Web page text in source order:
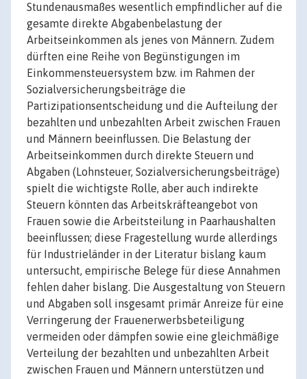
Stundenausmaßes wesentlich empfindlicher auf die
gesamte direkte Abgabenbelastung der
Arbeitseinkommen als jenes von Männern. Zudem
dürften eine Reihe von Begünstigungen im
Einkommensteuersystem bzw. im Rahmen der
Sozialversicherungsbeiträge die
Partizipationsentscheidung und die Aufteilung der
bezahlten und unbezahlten Arbeit zwischen Frauen
und Männern beeinflussen. Die Belastung der
Arbeitseinkommen durch direkte Steuern und
Abgaben (Lohnsteuer, Sozialversicherungsbeiträge)
spielt die wichtigste Rolle, aber auch indirekte
Steuern könnten das Arbeitskräfteangebot von
Frauen sowie die Arbeitsteilung in Paarhaushalten
beeinflussen; diese Fragestellung wurde allerdings
für Industrieländer in der Literatur bislang kaum
untersucht, empirische Belege für diese Annahmen
fehlen daher bislang. Die Ausgestaltung von Steuern
und Abgaben soll insgesamt primär Anreize für eine
Verringerung der Frauenerwerbsbeteiligung
vermeiden oder dämpfen sowie eine gleichmäßige
Verteilung der bezahlten und unbezahlten Arbeit
zwischen Frauen und Männern unterstützen und